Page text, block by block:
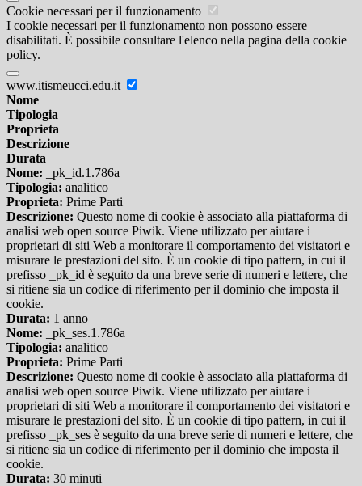
Cookie necessari per il funzionamento
I cookie necessari per il funzionamento non possono essere
disabilitati. È possibile consultare l'elenco nella pagina della cookie
policy.
www.itismeucci.edu.it
Nome
Tipologia
Proprieta
Descrizione
Durata
Nome: _pk_id.1.786a
Tipologia: analitico
Proprieta: Prime Parti
Descrizione: Questo nome di cookie è associato alla piattaforma di
analisi web open source Piwik. Viene utilizzato per aiutare i
proprietari di siti Web a monitorare il comportamento dei visitatori e
misurare le prestazioni del sito. È un cookie di tipo pattern, in cui il
prefisso _pk_id è seguito da una breve serie di numeri e lettere, che
si ritiene sia un codice di riferimento per il dominio che imposta il
cookie.
Durata: 1 anno
Nome: _pk_ses.1.786a
Tipologia: analitico
Proprieta: Prime Parti
Descrizione: Questo nome di cookie è associato alla piattaforma di
analisi web open source Piwik. Viene utilizzato per aiutare i
proprietari di siti Web a monitorare il comportamento dei visitatori e
misurare le prestazioni del sito. È un cookie di tipo pattern, in cui il
prefisso _pk_ses è seguito da una breve serie di numeri e lettere, che
si ritiene sia un codice di riferimento per il dominio che imposta il
cookie.
Durata: 30 minuti